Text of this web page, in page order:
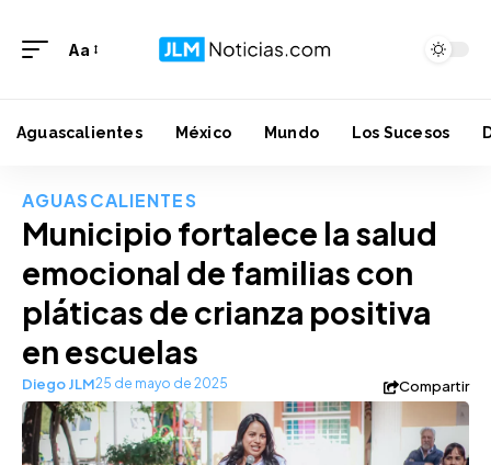
Aa
Aguascalientes México Mundo Los Sucesos
AGUASCALIENTES
Municipio fortalece la salud
emocional de familias con
pláticas de crianza positiva
en escuelas
Diego JLM25 de mayo de 2025 Compartir